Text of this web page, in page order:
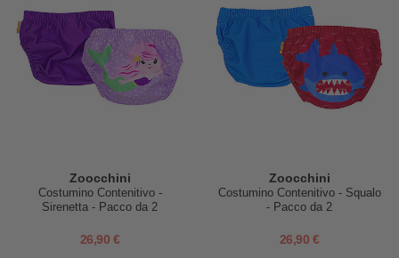
Zoocchini
Costumino Contenitivo -
Sirenetta - Pacco da 2
26,90 €
Zoocchini
Costumino Contenitivo - Squalo
- Pacco da 2
26,90 €